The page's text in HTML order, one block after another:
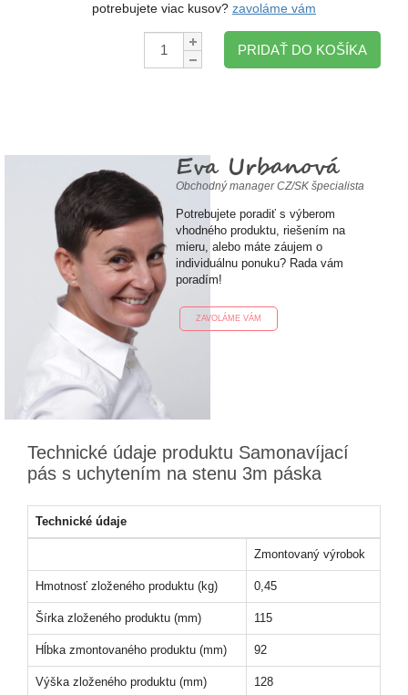
potrebujete viac kusov? zavoláme vám
Množstvo:
PRIDAŤ DO KOŠÍKA
Eva Urbanová
Obchodný manager CZ/SK špecialista
Potrebujete poradiť s výberom
vhodného produktu, riešením na
mieru, alebo máte záujem o
individuálnu ponuku? Rada vám
poradím!
ZAVOLÁME VÁM
Technické údaje produktu Samonavíjací
pás s uchytením na stenu 3m páska
Technické údaje
Zmontovaný výrobok
Hmotnosť zloženého produktu (kg) 0,45
Šírka zloženého produktu (mm) 115
Hĺbka zmontovaného produktu (mm) 92
Výška zloženého produktu (mm) 128